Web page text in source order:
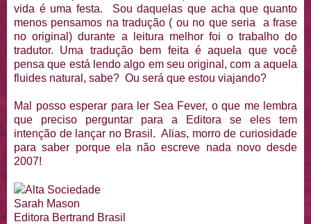
vida é uma festa. Sou daquelas que acha que quanto
menos pensamos na tradução ( ou no que seria a frase
no original) durante a leitura melhor foi o trabalho do
tradutor. Uma tradução bem feita é aquela que você
pensa que está lendo algo em seu original, com a aquela
fluides natural, sabe? Ou será que estou viajando?
Mal posso esperar para ler Sea Fever, o que me lembra
que preciso perguntar para a Editora se eles tem
intenção de lançar no Brasil. Alias, morro de curiosidade
para saber porque ela não escreve nada novo desde
2007!
Alta Sociedade
Sarah Mason
Editora Bertrand Brasil